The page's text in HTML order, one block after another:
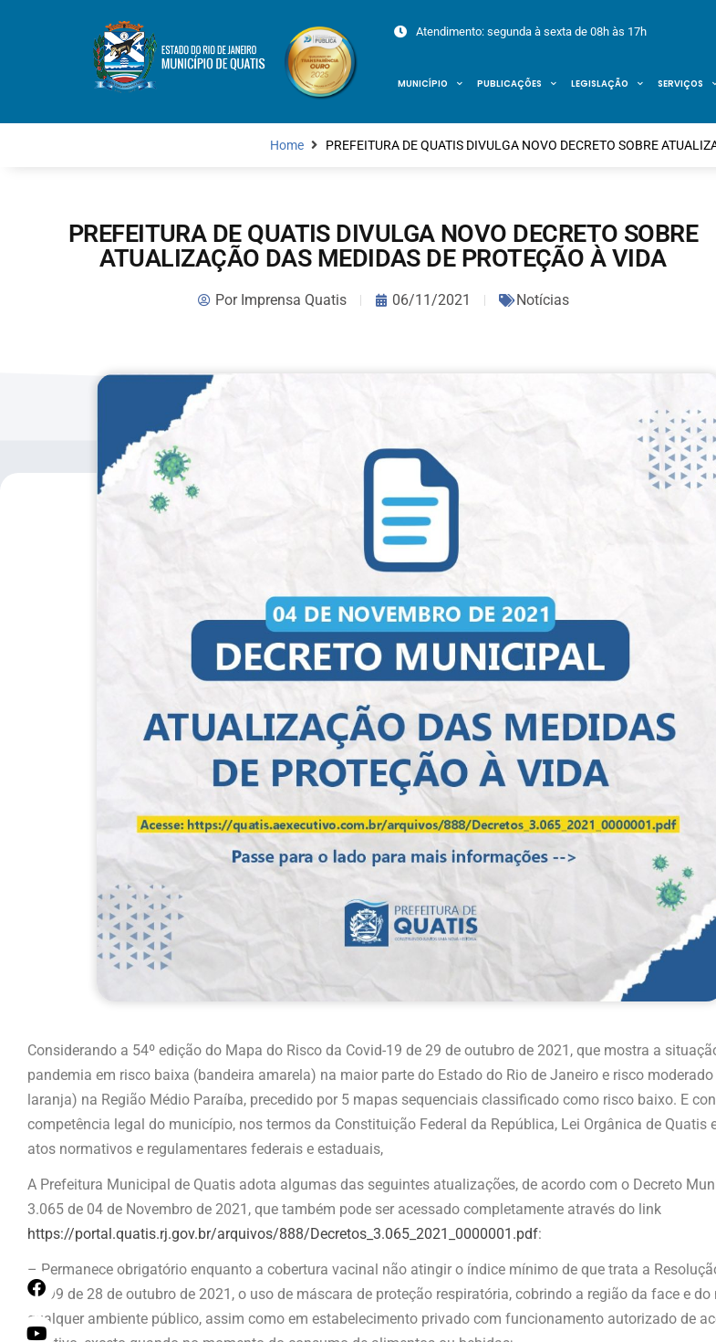
Atendimento: segunda à sexta de 08h às 17h
MUNICÍPIO PUBLICAÇÕES LEGISLAÇÃO SERVIÇOS
Home PREFEITURA DE QUATIS DIVULGA NOVO DECRETO SOBRE
PREFEITURA DE QUATIS DIVULGA NOVO DECRETO SOBRE
ATUALIZAÇÃO DAS MEDIDAS DE PROTEÇÃO À VIDA
PorImprensa Quatis 06/11/2021 Notícias
Considerando a 54º edição do Mapa do Risco da Covid-19 de 29 de outubro de 2021, que mostra a
pandemia em risco baixa (bandeira amarela) na maior parte do Estado do Rio de Janeiro e risco
laranja) na Região Médio Paraíba, precedido por 5 mapas sequenciais classificado como risco baixo. E
competência legal do município, nos termos da Constituição Federal da República, Lei Orgânica de Quatis
atos normativos e regulamentares federais e estaduais,
A Prefeitura Municipal de Quatis adota algumas das seguintes atualizações, de acordo com o Decreto
3.065 de 04 de Novembro de 2021, que também pode ser acessado completamente através do link
https://portal.quatis.rj.gov.br/arquivos/888/Decretos_3.065_2021_0000001.pdf:
– Permanece obrigatório enquanto a cobertura vacinal não atingir o índice mínimo de que trata a
2.499 de 28 de outubro de 2021, o uso de máscara de proteção respiratória, cobrindo a região da face e do
qualquer ambiente público, assim como em estabelecimento privado com funcionamento autorizado de